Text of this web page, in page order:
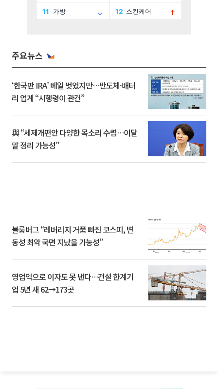
주요뉴스
‘한국판 IRA’ 베일 벗었지만…반도체·배터
리 업계 “시행령이 관건”
與 “세제개편안 다양한 목소리 수렴…이달
말 정리 가능성”
블룸버그 “레버리지 거품 빠진 코스피, 변
동성 최악 국면 지났을 가능성”
영업익으로 이자도 못 낸다…건설 한계기
업 5년 새 62→173곳